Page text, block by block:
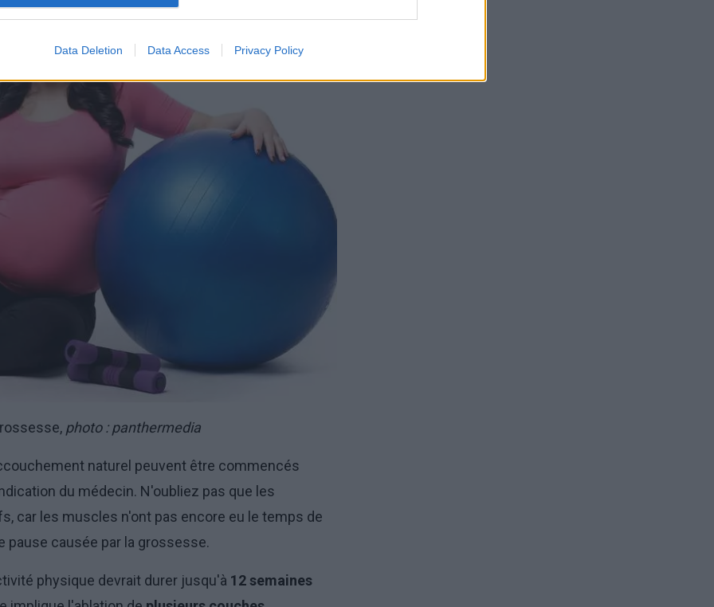
Data Deletion Data Access Privacy Policy
photo : panthermedia
naturel peuvent être commencés
du médecin. N'oubliez pas que les
car les muscles n'ont pas encore eu le temps de
pause causée par la grossesse.
physique devrait durer jusqu'à 12 semaines